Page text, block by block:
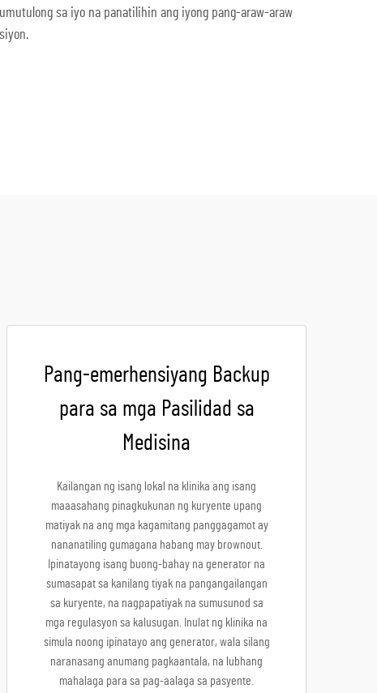
sa iyo na panatilihin ang iyong pang-araw-araw
Pang-emerhensiyang Backup
para sa mga Pasilidad sa
Medisina
Kailangan ng isang lokal na klinika ang isang
maaasahang pinagkukunan ng kuryente upang
matiyak na ang mga kagamitang panggagamot ay
nananatiling gumagana habang may brownout.
Ipinatayong isang buong-bahay na generator na
sumasapat sa kanilang tiyak na pangangailangan
sa kuryente, na nagpapatiyak na sumusunod sa
mga regulasyon sa kalusugan. Inulat ng klinika na
simula noong ipinatayo ang generator, wala silang
naranasang anumang pagkaantala, na lubhang
mahalaga para sa pag-aalaga sa pasyente.